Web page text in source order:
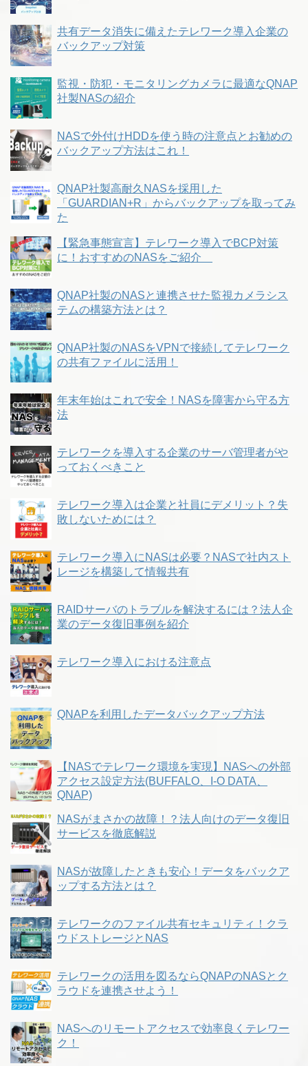
共有データ消失に備えたテレワーク導入企業の
バックアップ対策
監視・防犯・モニタリングカメラに最適なQNAP
社製NASの紹介
NASで外付けHDDを使う時の注意点とお勧めの
バックアップ方法はこれ！
QNAP社製高耐久NASを採用した
「GUARDIAN+R」からバックアップを取ってみ
た
【緊急事態宣言】テレワーク導入でBCP対策
に！おすすめのNASをご紹介
QNAP社製のNASと連携させた監視カメラシス
テムの構築方法とは？
QNAP社製のNASをVPNで接続してテレワーク
の共有ファイルに活用！
年末年始はこれで安全！NASを障害から守る方
法
テレワークを導入する企業のサーバ管理者がや
っておくべきこと
テレワーク導入は企業と社員にデメリット？失
敗しないためには？
テレワーク導入にNASは必要？NASで社内スト
レージを構築して情報共有
RAIDサーバのトラブルを解決するには？法人企
業のデータ復旧事例を紹介
テレワーク導入における注意点
QNAPを利用したデータバックアップ方法
【NASでテレワーク環境を実現】NASへの外部
アクセス設定方法(BUFFALO、I-O DATA、
QNAP)
NASがまさかの故障！？法人向けのデータ復旧
サービスを徹底解説
NASが故障したときも安心！データをバックア
ップする方法とは？
テレワークのファイル共有セキュリティ！クラ
ウドストレージとNAS
テレワークの活用を図るならQNAPのNASとク
ラウドを連携させよう！
NASへのリモートアクセスで効率良くテレワー
ク！